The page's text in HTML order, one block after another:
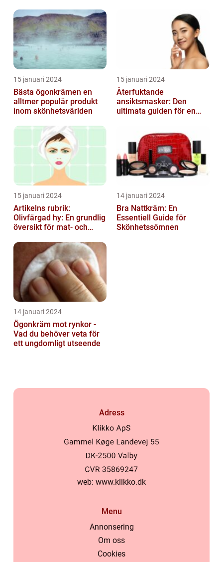
15 januari 2024
Bästa ögonkrämen en
alltmer populär produkt
inom skönhetsvärlden
15 januari 2024
Återfuktande
ansiktsmasker: Den
ultimata guiden för en
15 januari 2024
Artikelns rubrik:
Olivfärgad hy: En grundlig
översikt för mat- och
14 januari 2024
Bra Nattkräm: En
Essentiell Guide för
Skönhetssömnen
14 januari 2024
Ögonkräm mot rynkor -
Vad du behöver veta för
ett ungdomligt utseende
Adress
web: www.klikko.dk
Menu
Annonsering
Om oss
Cookies